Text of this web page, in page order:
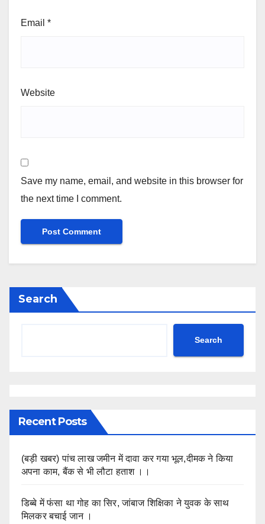
Email *
Website
Save my name, email, and website in this browser for
the next time I comment.
Search
Search
Recent Posts
(बड़ी खबर) पांच लाख जमीन में दावा कर गया भूल,दीमक ने किया
अपना काम, बैंक से भी लौटा हताश ।।
डिब्बे में फंसा था गोह का सिर, जांबाज शिक्षिका ने युवक के साथ
मिलकर बचाई जान ।